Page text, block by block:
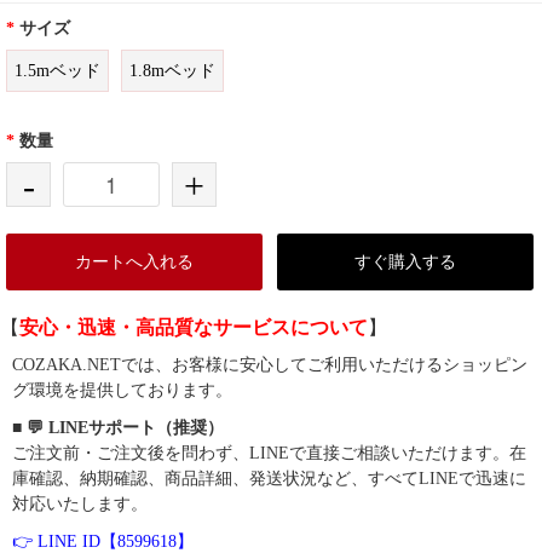
* サイズ
1.5mベッド 1.8mベッド
* 数量
- +
カートへ入れる すぐ購入する
【安心・迅速・高品質なサービスについて 】
COZAKA.NETでは、お客様に安心してご利用いただけるショッピン
グ環境を提供しております。
■ 💬 LINEサポート（推奨）
ご注文前・ご注文後を問わず、LINEで直接ご相談いただけます。在
庫確認、納期確認、商品詳細、発送状況など、すべてLINEで迅速に
対応いたします。
👉 LINE ID【8599618】